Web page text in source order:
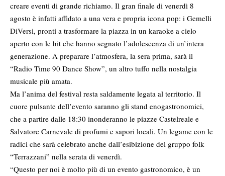
creare eventi di grande richiamo. Il gran finale di venerdì 8
agosto è infatti affidato a una vera e propria icona pop: i Gemelli
DiVersi, pronti a trasformare la piazza in un karaoke a cielo
aperto con le hit che hanno segnato l’adolescenza di un’intera
generazione. A preparare l’atmosfera, la sera prima, sarà il
“Radio Time 90 Dance Show”, un altro tuffo nella nostalgia
musicale più amata.
Ma l’anima del festival resta saldamente legata al territorio. Il
cuore pulsante dell’evento saranno gli stand enogastronomici,
che a partire dalle 18:30 inonderanno le piazze Castelreale e
Salvatore Carnevale di profumi e sapori locali. Un legame con le
radici che sarà celebrato anche dall’esibizione del gruppo folk
“Terrazzani” nella serata di venerdì.
“Questo per noi è molto più di un evento gastronomico, è un